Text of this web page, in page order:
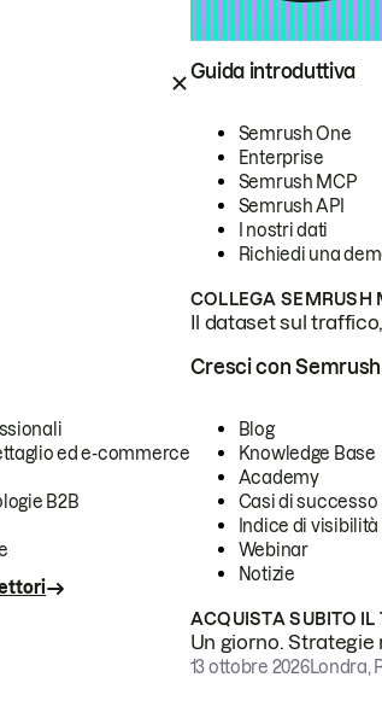
Guida introduttiva
Semrush One
Enterprise
Semrush MCP
Semrush API
I nostri dati
Richiedi una
COLLEGA SEMRUSH
Il dataset sul
ed e-commerce
B2B
Cresci con Semrush
Blog
Knowledge Base
Academy
Casi di successo
Indice di visibilità
Webinar
Notizie
ACQUISTA SUBITO IL
Un giorno.
13 ottobre 2026Londra,